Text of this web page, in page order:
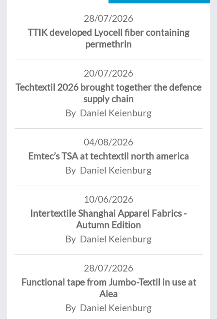
28/07/2026
TTIK developed Lyocell fiber containing
permethrin
20/07/2026
Techtextil 2026 brought together the defence
supply chain
By Daniel Keienburg
04/08/2026
Emtec’s TSA at techtextil north america
By Daniel Keienburg
10/06/2026
Intertextile Shanghai Apparel Fabrics -
Autumn Edition
By Daniel Keienburg
28/07/2026
Functional tape from Jumbo-Textil in use at
Alea
By Daniel Keienburg